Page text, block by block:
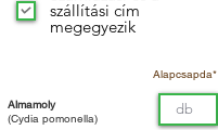
szállítási cím
megegyezik
Alapcsapda*
Almamoly
(Cydia pomonella)